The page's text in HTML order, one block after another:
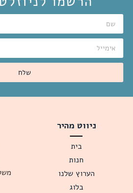
שלח
ניווט מהיר
בית
חנות
הערוץ שלנו
בלוג